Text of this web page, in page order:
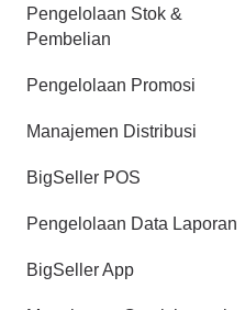
Pengelolaan Stok &
Pembelian
Pengelolaan Promosi
Manajemen Distribusi
BigSeller POS
Pengelolaan Data Laporan
BigSeller App